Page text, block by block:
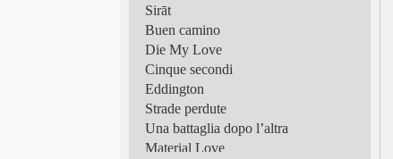
Sirāt
Buen camino
Die My Love
Cinque secondi
Eddington
Strade perdute
Una battaglia dopo l’altra
Material Love